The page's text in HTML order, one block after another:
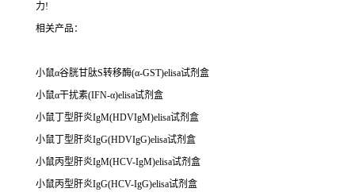
力!
相关产品：
小鼠α谷胱甘肽S转移酶(α-GST)elisa试剂盒
小鼠α干扰素(IFN-α)elisa试剂盒
小鼠丁型肝炎IgM(HDVIgM)elisa试剂盒
小鼠丁型肝炎IgG(HDVIgG)elisa试剂盒
小鼠丙型肝炎IgM(HCV-IgM)elisa试剂盒
小鼠丙型肝炎IgG(HCV-IgG)elisa试剂盒